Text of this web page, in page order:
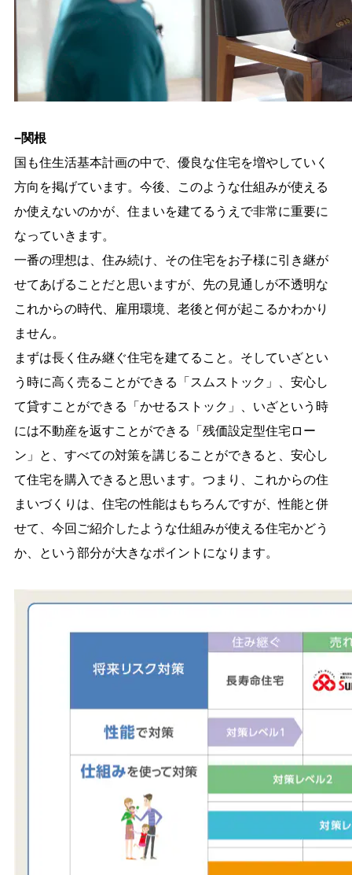
−関根
国も住生活基本計画の中で、優良な住宅を増やしていく
方向を掲げています。今後、このような仕組みが使える
か使えないのかが、住まいを建てるうえで非常に重要に
なっていきます。
一番の理想は、住み続け、その住宅をお子様に引き継が
せてあげることだと思いますが、先の見通しが不透明な
これからの時代、雇用環境、老後と何が起こるかわかり
ません。
まずは長く住み継ぐ住宅を建てること。そしていざとい
う時に高く売ることができる「スムストック」、安心し
て貸すことができる「かせるストック」、いざという時
には不動産を返すことができる「残価設定型住宅ロー
ン」と、すべての対策を講じることができると、安心し
て住宅を購入できると思います。つまり、これからの住
まいづくりは、住宅の性能はもちろんですが、性能と併
せて、今回ご紹介したような仕組みが使える住宅かどう
か、という部分が大きなポイントになります。